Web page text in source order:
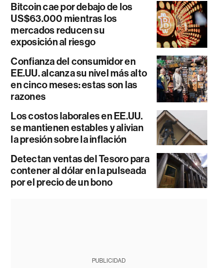
Bitcoin cae por debajo de los
US$63.000 mientras los
mercados reducen su
exposición al riesgo
Confianza del consumidor en
EE.UU. alcanza su nivel más alto
en cinco meses: estas son las
razones
Los costos laborales en EE.UU.
se mantienen estables y alivian
la presión sobre la inflación
Detectan ventas del Tesoro para
contener al dólar en la pulseada
por el precio de un bono
PUBLICIDAD